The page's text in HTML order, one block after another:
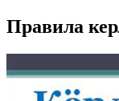
Правила